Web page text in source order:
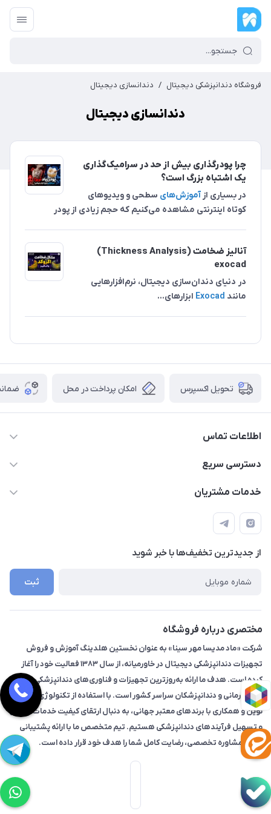
فروشگاه دندانپزشکی دیجیتال / دندانسازی دیجیتال
دندانسازی دیجیتال
چرا پودرگذاری بیش از حد در سرامیک‌گذاری
یک اشتباه بزرگ است؟
در بسیاری از آموزش‌های سطحی و ویدیوهای
کوتاه اینترنتی مشاهده می‌کنیم که حجم زیادی از پودر
آنالیز ضخامت (Thickness Analysis)
exocad
در دنیای دندان‌سازی دیجیتال، نرم‌افزارهایی
مانند Exocad ابزارهای...
تحویل اکسپرس امکان پرداخت در محل
اطلاعات تماس
09112255977- 02191035419
دسترسی سریع
حساب کاربری
لیست محصولات
درباره ما
خدمات مشتریان
قوانین و مقررات
راهنما
از جدید‌ترین تخفیف‌ها با‌ خبر شوید
ثبت
مختصری درباره فروشگاه
شرکت «ماد مدیسا مهر سینا» به عنوان نخستین هلدینگ آموزش و فروش
تجهیزات دندانپزشکی دیجیتال در خاورمیانه، از سال ۱۳۸۳ فعالیت خود را آغاز
کرده است. هدف ما ارائه به‌روزترین تجهیزات و فناوری‌های دندانپزشکی به
مراکز درمانی و دندانپزشکان سراسر کشور است. با استفاده از تکنولوژی‌های
نوین و همکاری با برندهای معتبر جهانی، به دنبال ارتقای کیفیت خدمات درمانی
و تسهیل فرآیندهای دندانپزشکی هستیم. تیم متخصص ما با ارائه پشتیبانی
فنی و مشاوره تخصصی، رضایت کامل شما را هدف خود قرار داده است.